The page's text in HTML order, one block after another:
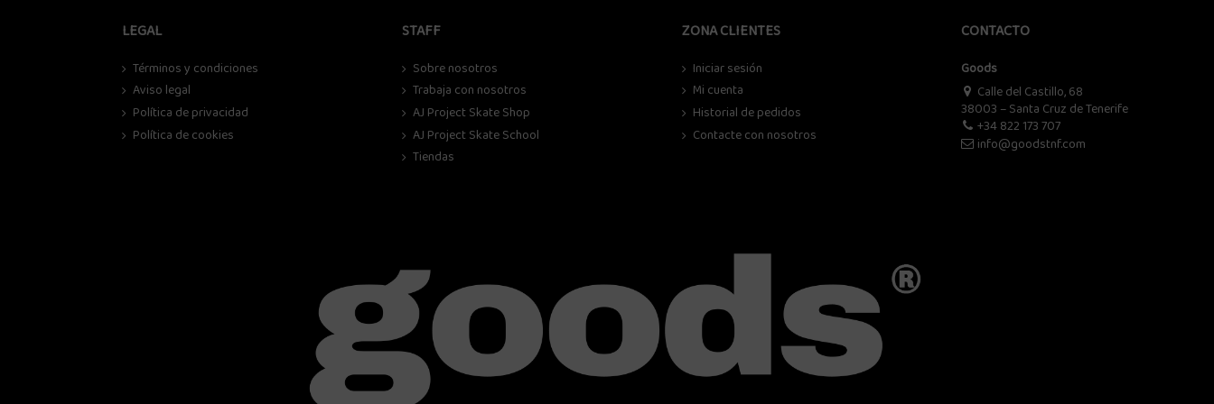
LEGAL
Términos y condiciones
Aviso legal
Política de privacidad
Política de cookies
STAFF
Sobre nosotros
Trabaja con nosotros
AJ Project Skate Shop
AJ Project Skate School
Tiendas
ZONA CLIENTES
Iniciar sesión
Mi cuenta
Historial de pedidos
Contacte con nosotros
CONTACTO
Goods
Calle del Castillo, 68
38003 – Santa Cruz de Tenerife
+34 822 173 707
info@goodstnf.com